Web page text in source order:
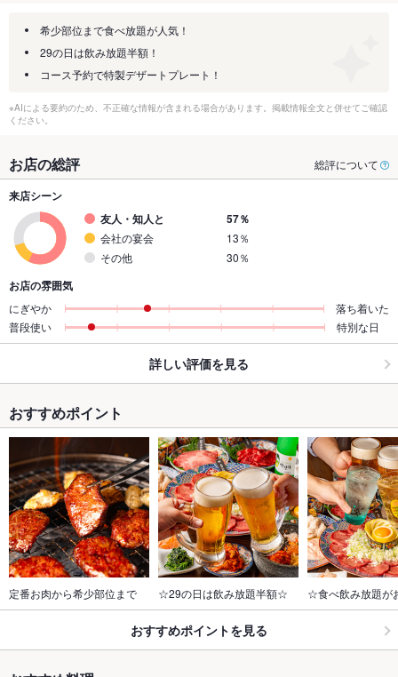
希少部位まで食べ放題が人気！
29の日は飲み放題半額！
コース予約で特製デザートプレート！
※AIによる要約のため、不正確な情報が含まれる場合があります。掲載情報全文と併せてご確認
ください。
お店の総評 総評について
来店シーン
友人・知人と
57％
会社の宴会
13％
その他
30％
お店の雰囲気
にぎやか
落ち着いた
普段使い
特別な日
詳しい評価を見る
おすすめポイント
定番お肉から希少部位まで ☆29の日は飲み放題半額☆ ☆食べ飲み放題が
おすすめポイントを見る